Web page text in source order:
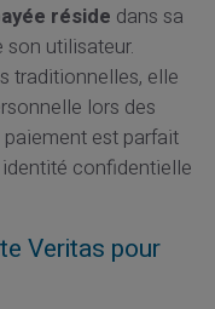
réside dans sa
utilisateur.
traditionnelles, elle
lors des
est parfait
confidentielle
Veritas pour